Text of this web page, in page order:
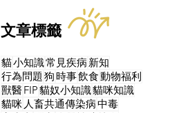
文章標籤
貓小知識常見疾病 新知
行為問題狗時事飲食動物福利
獸醫FIP貓奴小知識貓咪知識
貓咪 人畜共通傳染病中毒